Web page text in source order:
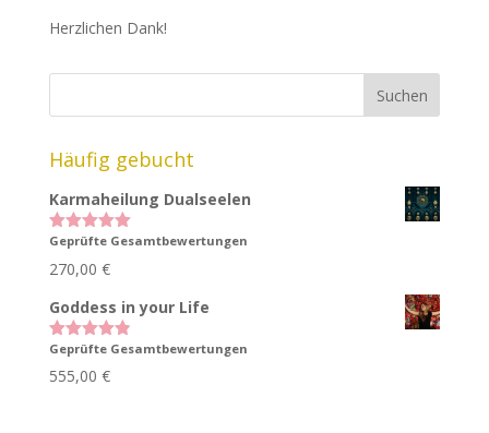
Herzlichen Dank!
Häufig gebucht
Karmaheilung Dualseelen
Bewertet
von 5
Geprüfte Gesamtbewertungen
270,00 €
Goddess in your Life
Bewertet
von 5
Geprüfte Gesamtbewertungen
555,00 €